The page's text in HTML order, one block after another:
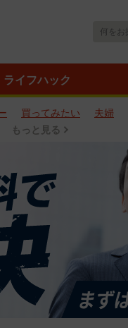
ライフハック
買ってみたい 夫婦
もっと見る